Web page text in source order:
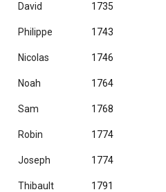
David 1735
Philippe 1743
Nicolas 1746
Noah 1764
Sam 1768
Robin 1774
Joseph 1774
Thibault 1791